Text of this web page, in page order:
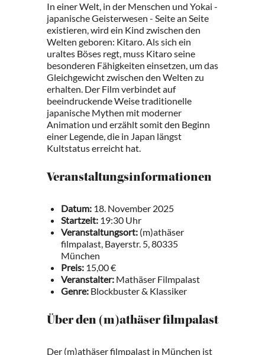
In einer Welt, in der Menschen und Yokai -
japanische Geisterwesen - Seite an Seite
existieren, wird ein Kind zwischen den
Welten geboren: Kitaro. Als sich ein
uraltes Böses regt, muss Kitaro seine
besonderen Fähigkeiten einsetzen, um das
Gleichgewicht zwischen den Welten zu
erhalten. Der Film verbindet auf
beeindruckende Weise traditionelle
japanische Mythen mit moderner
Animation und erzählt somit den Beginn
einer Legende, die in Japan längst
Kultstatus erreicht hat.
Veranstaltungsinformationen
Datum: 18. November 2025
Startzeit: 19:30 Uhr
Veranstaltungsort: (m)athäser
filmpalast, Bayerstr. 5, 80335
München
Preis: 15,00 €
Veranstalter: Mathäser Filmpalast
Genre: Blockbuster & Klassiker
Über den (m)athäser filmpalast
Der (m)athäser filmpalast in München ist